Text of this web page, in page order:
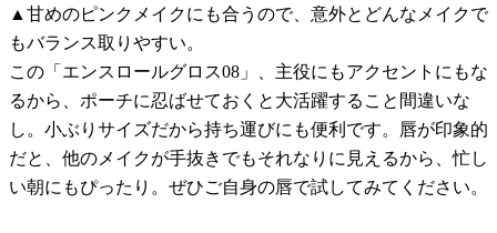
▲甘めのピンクメイクにも合うので、意外とどんなメイクで
もバランス取りやすい。
この「エンスロールグロス08」、主役にもアクセントにもな
るから、ポーチに忍ばせておくと大活躍すること間違いな
し。小ぶりサイズだから持ち運びにも便利です。唇が印象的
だと、他のメイクが手抜きでもそれなりに見えるから、忙し
い朝にもぴったり。ぜひご自身の唇で試してみてください。